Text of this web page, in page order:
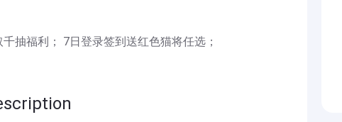
抽福利； 7日登录签到送红色猫将任选；